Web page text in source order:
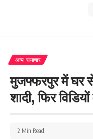
अन्य समाचार
मुजफ्फरपुर में घर
शादी, फिर
2 Min Read